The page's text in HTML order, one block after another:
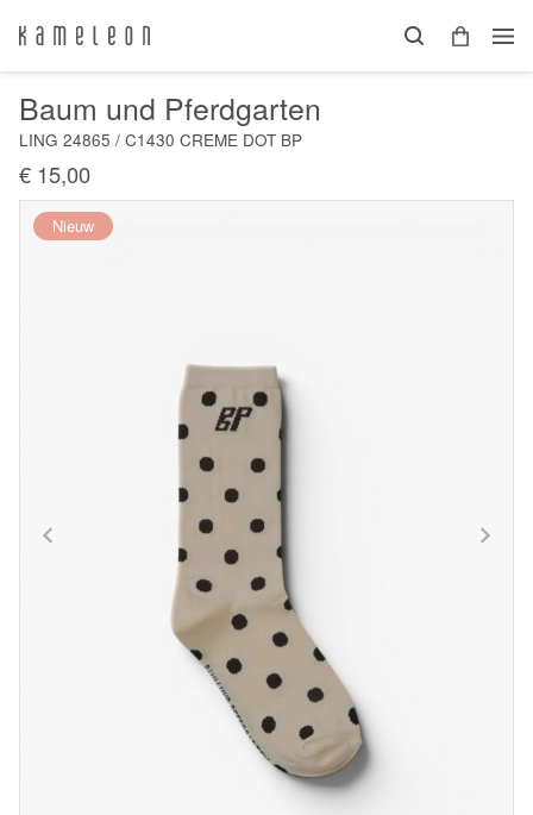
Baum und Pferdgarten
LING 24865 / C1430 CREME DOT BP
€ 15,00
Nieuw